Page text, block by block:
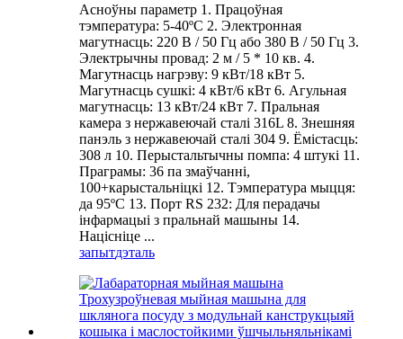
Асноўны параметр 1. Працоўная
тэмпература: 5-40ºC 2. Электронная
магутнасць: 220 В / 50 Гц або 380 В / 50 Гц 3.
Электрычны провад: 2 м / 5 * 10 кв. 4.
Магутнасць нагрэву: 9 кВт/18 кВт 5.
Магутнасць сушкі: 4 кВт/6 кВт 6. Агульная
магутнасць: 13 кВт/24 кВт 7. Пральная
камера з нержавеючай сталі 316L 8. Знешняя
панэль з нержавеючай сталі 304 9. Ёмістасць:
308 л 10. Перыстальтычны помпа: 4 штукі 11.
Праграмы: 36 па змаўчанні,
100+карыстальніцкі 12. Тэмпература мыцця:
да 95ºC 13. Порт RS 232: Для перадачы
інфармацыі з пральнай машыны 14.
Націсніце ...
запытдэталь